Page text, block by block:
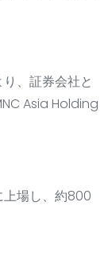
、証券会社と
Asia Holding
上場し、約800